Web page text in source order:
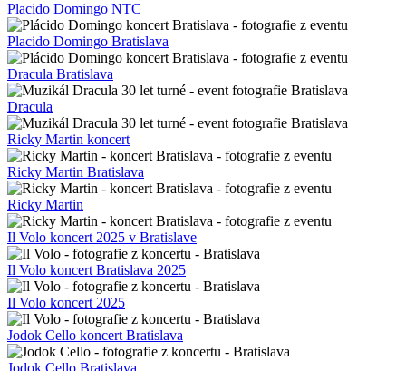
Placido Domingo NTC
Placido Domingo Bratislava
Dracula Bratislava
Dracula
Ricky Martin koncert
Ricky Martin Bratislava
Ricky Martin
Il Volo koncert 2025 v Bratislave
Il Volo koncert Bratislava 2025
Il Volo koncert 2025
Jodok Cello koncert Bratislava